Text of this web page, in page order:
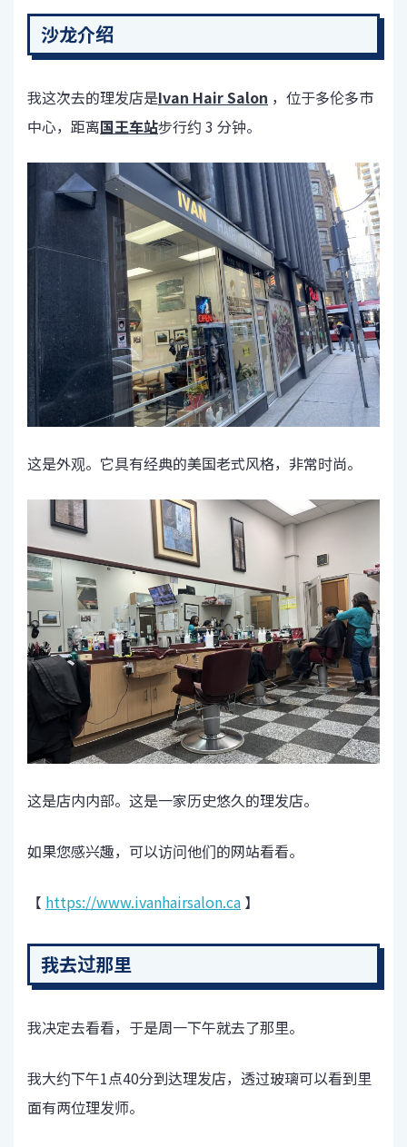
沙龙介绍
我这次去的理发店是Ivan Hair Salon ，位于多伦多市
中心，距离国王车站步行约 3 分钟。
这是外观。它具有经典的美国老式风格，非常时尚。
这是店内内部。这是一家历史悠久的理发店。
如果您感兴趣，可以访问他们的网站看看。
【 https://www.ivanhairsalon.ca 】
我去过那里
我决定去看看，于是周一下午就去了那里。
我大约下午1点40分到达理发店，透过玻璃可以看到里
面有两位理发师。